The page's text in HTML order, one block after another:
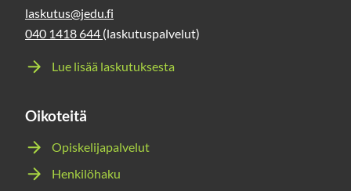
laskutus@jedu.fi
040 1418 644 (laskutuspalvelut)
Lue lisää laskutuksesta
Oikoteitä
Opiskelijapalvelut
Henkilöhaku